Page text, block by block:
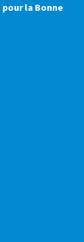
la Bonne